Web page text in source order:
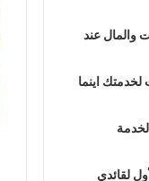
والمال عند
لخدمتك اينما
لقائدي